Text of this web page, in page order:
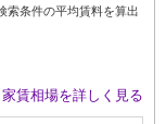
索条件の平均賃料を算出
家賃相場を詳しく見る